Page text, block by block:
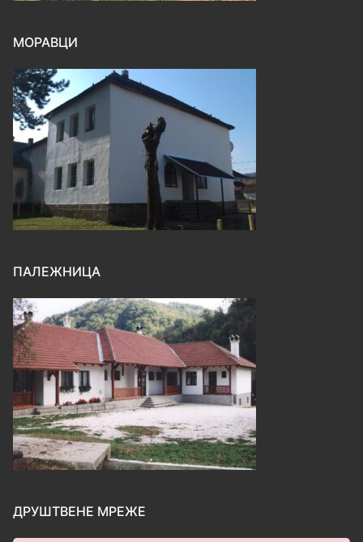
МОРАВЦИ
ПАЛЕЖНИЦА
ДРУШТВЕНЕ МРЕЖЕ